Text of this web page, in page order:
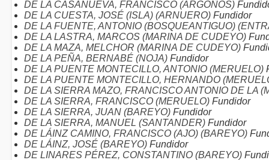
DE LA CASANUEVA, FRANCISCO (ARGOÑOS)
DE LA CUESTA, JOSÉ (ISLA) (ARNUERO) Fundidor
DE LA FUENTE, ANTONIO (BOSQUEANTIGUO)
DE LA LASTRA, MARCOS (MARINA DE CUDEYO)
DE LA MAZA, MELCHOR (MARINA DE CUDEYO)
DE LA PEÑA, BERNABÉ (NOJA) Fundidor
DE LA PUENTE MONTECILLO, ANTONIO (MERUELO)
DE LA PUENTE MONTECILLO, HERNANDO
DE LA SIERRA MAZO, FRANCISCO ANTONIO DE LA
DE LA SIERRA, FRANCISCO (MERUELO) Fundidor
DE LA SIERRA, JUAN (BAREYO) Fundidor
DE LA SIERRA, MANUEL (SANTANDER) Fundidor
DE LÁINZ CAMINO, FRANCISCO (AJO) (BAREYO)
DE LÁINZ, JOSÉ (BAREYO) Fundidor
DE LINARES PÉREZ, CONSTANTINO (BAREYO)